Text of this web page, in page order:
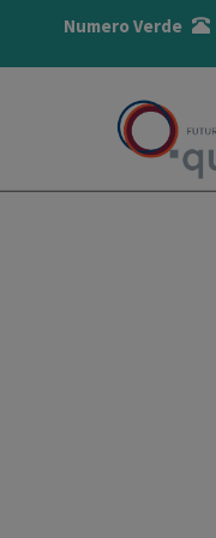
Numero Verde